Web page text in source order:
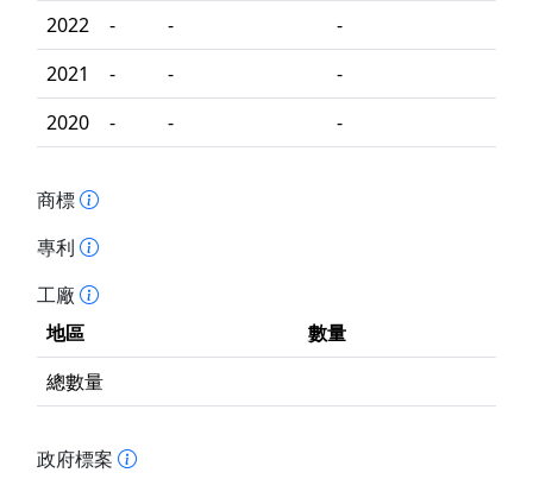
2022
- -
-
2021
- -
-
2020
- - -
商標
專利
工廠
地區
數量
總數量
政府標案